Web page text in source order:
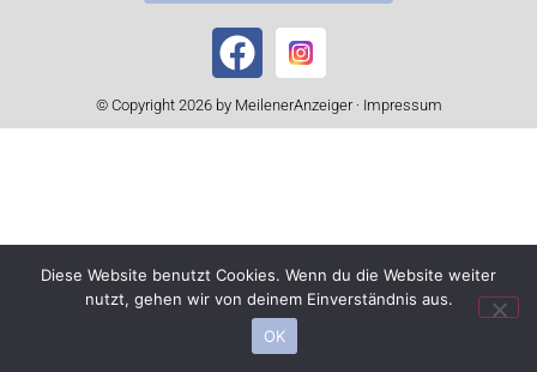
© Copyright 2026 by MeilenerAnzeiger · Impressum
Diese Website benutzt Cookies. Wenn du die Website weiter
nutzt, gehen wir von deinem Einverständnis aus.
OK